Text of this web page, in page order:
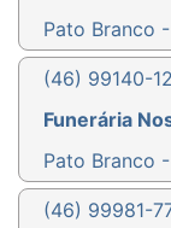
Pato Branco
(46) 99140-
Funerária
Pato Branco
(46) 99981-